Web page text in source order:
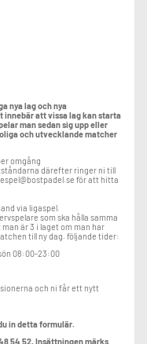
nya lag och nya
innebär att vissa lag kan starta
man sedan sig upp eller
och utvecklande matcher
omgång
därefter ringer ni till
för att hitta
via ligaspel.
som ska hålla samma
är 3 i laget om man har
till ny dag. följande tider:
08:00-23:00
och ni får ett nytt
in detta formulär.
54 52. Insättningen märks